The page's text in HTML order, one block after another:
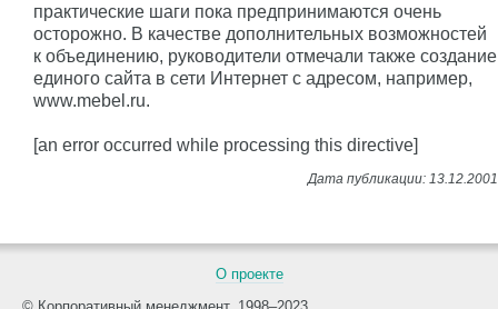
практические шаги пока предпринимаются очень
осторожно. В качестве дополнительных возможностей
к объединению, руководители отмечали также создание
единого сайта в сети Интернет с адресом, например,
www.mebel.ru.
[an error occurred while processing this directive]
О проекте